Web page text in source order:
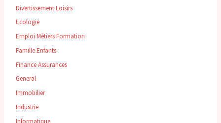
Divertissement Loisirs
Ecologie
Emploi Métiers Formation
Famille Enfants
Finance Assurances
General
Immobilier
Industrie
Informatique